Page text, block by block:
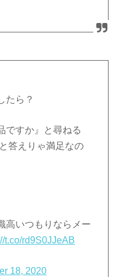
たら？
ですか』と尋ねる
答えりゃ満足なの
高いつもりならメー
t.co/rd9S0JJeAB
18, 2020